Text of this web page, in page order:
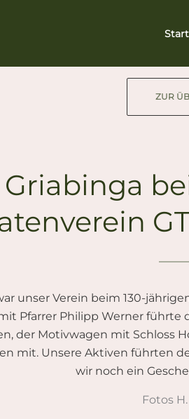
Start
ZUR
Griabinga
unser Verein beim 130-
Pfarrer Philipp Werner
der Motivwagen mit Schloss
mit. Unsere Aktiven führten
wir noch ein
Fotos